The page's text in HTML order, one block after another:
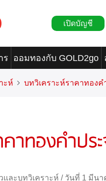
เปิดบัญชี
ร ออมทองกับ GOLD2go
ะห์ บทวิเคราะห์ราคาทองค
คาทองคำป
และบทวิเคราะห์ / วันที่ 1 มีนา